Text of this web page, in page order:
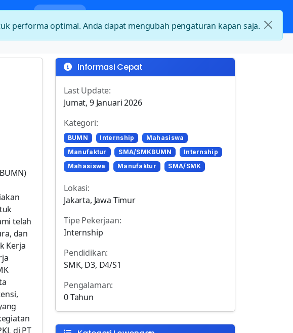
telah
dan
Kerja
di PT
Informasi Cepat
Last Update:
Jumat, 9 Januari 2026
Kategori:
BUMN Internship
Mahasiswa
Manufaktur
SMA/SMKBUMN
Internship
Mahasiswa
Manufaktur SMA/SMK
Lokasi:
Jakarta, Jawa Timur
Tipe Pekerjaan:
Internship
Pendidikan:
SMK, D3, D4/S1
Pengalaman:
0 Tahun
performa optimal. Anda dapat mengubah pengaturan kapan saja.